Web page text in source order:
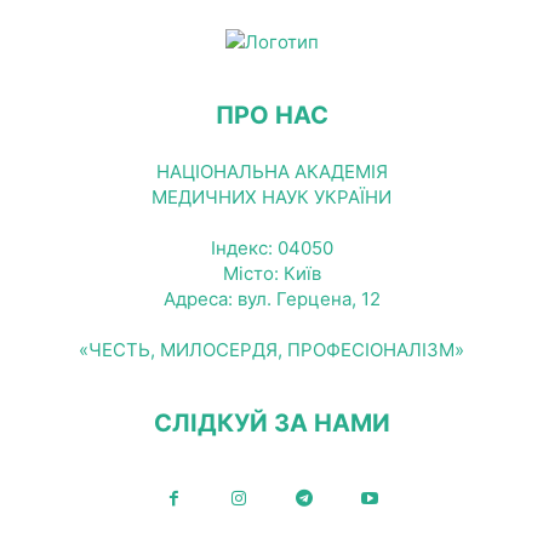
ПРО НАС
НАЦІОНАЛЬНА АКАДЕМІЯ
МЕДИЧНИХ НАУК УКРАЇНИ
Індекс: 04050
Місто: Київ
Адреса: вул. Герцена, 12
«ЧЕСТЬ, МИЛОСЕРДЯ, ПРОФЕСІОНАЛІЗМ»
СЛІДКУЙ ЗА НАМИ